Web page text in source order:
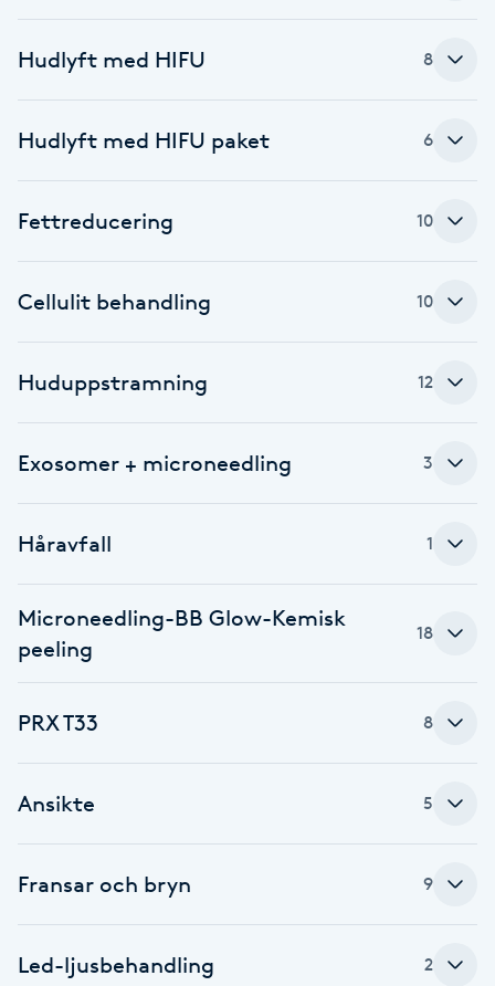
F
Face framing
Faceliftmassage
Fettreducering
Fillers
Fotmassage
Fransar
Fransfärgning
Fransförlängning Megavolym
Hudlyft med HIFU 8
Hudlyft med HIFU paket 6
Fettreducering 10
Cellulit behandling 10
Huduppstramning 12
Exosomer + microneedling 3
Håravfall 1
Microneedling-BB Glow-Kemisk
peeling
18
PRX T33 8
Ansikte 5
Fransar och bryn 9
Led-ljusbehandling 2